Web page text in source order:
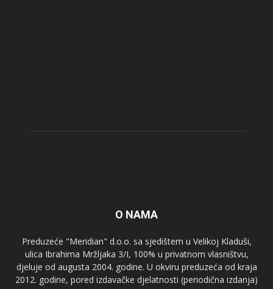
O NAMA
Preduzeće "Meridian" d.o.o. sa sjedištem u Velikoj Kladuši,
ulica Ibrahima Mržljaka 3/I, 100% u privatnom vlasništvu,
djeluje od augusta 2004. godine. U okviru preduzeća od kraja
2012. godine, pored izdavačke djelatnosti (periodična izdanja)